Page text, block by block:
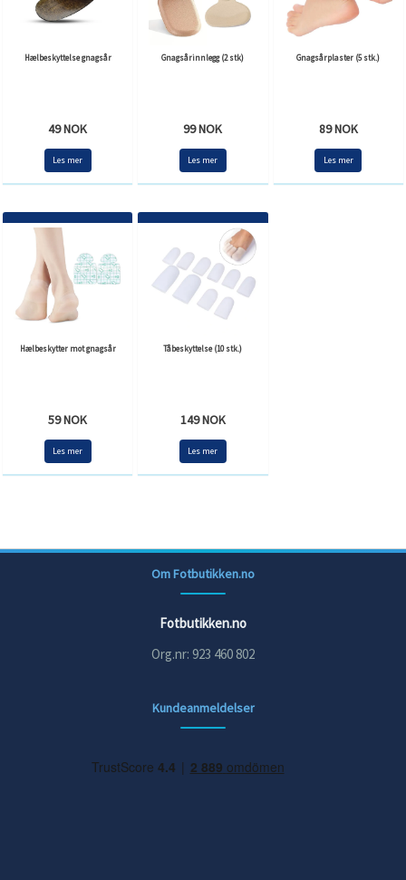
Hælbeskyttelse gnagsår
49 NOK
Les mer
Gnagsårinnlegg (2 stk)
99 NOK
Les mer
Gnagsårplaster (5 stk.)
89 NOK
Les mer
Hælbeskytter mot gnagsår
59 NOK
Les mer
Tåbeskyttelse (10 stk.)
149 NOK
Les mer
Om Fotbutikken.no
Fotbutikken.no
Org.nr: 923 460 802
Kundeanmeldelser